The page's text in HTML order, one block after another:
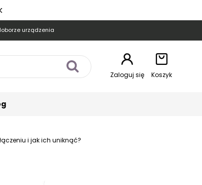
urządzenia
Zaloguj się Koszyk
i jak ich uniknąć?